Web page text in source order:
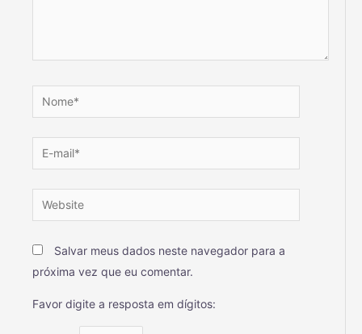
Salvar meus dados neste navegador para a
próxima vez que eu comentar.
Favor digite a resposta em dígitos: